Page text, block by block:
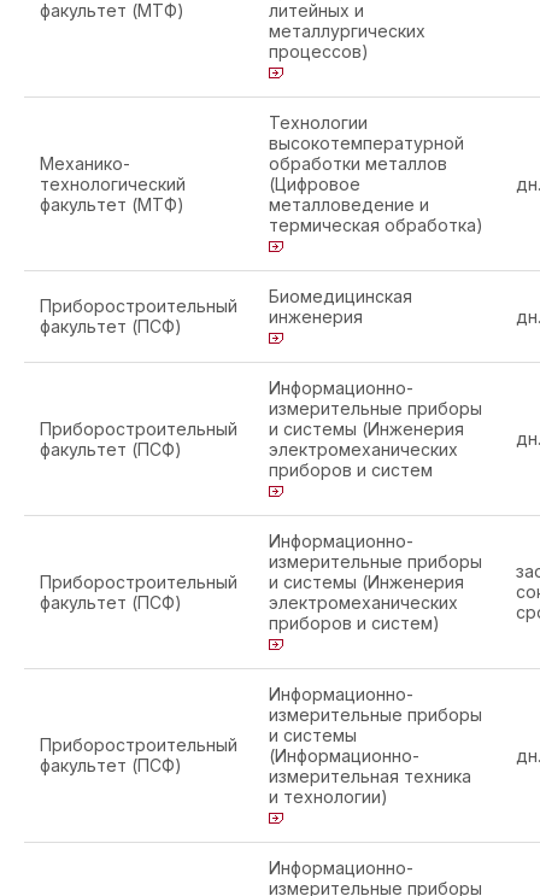
факультет (МТФ)
литейных и
металлургических
процессов)
Механико-
технологический
факультет (МТФ)
Технологии
высокотемпературной
обработки металлов
(Цифровое
металловедение и
термическая обработка)
дн.
Приборостроительный
факультет (ПСФ)
Биомедицинская
инженерия
дн.
Приборостроительный
факультет (ПСФ)
Информационно-
измерительные приборы
и системы (Инженерия
электромеханических
приборов и систем
дн.
Приборостроительный
факультет (ПСФ)
Информационно-
измерительные приборы
и системы (Инженерия
электромеханических
приборов и систем)
Приборостроительный
факультет (ПСФ)
Информационно-
измерительные приборы
и системы
(Информационно-
измерительная техника
и технологии)
дн.
Информационно-
измерительные приборы